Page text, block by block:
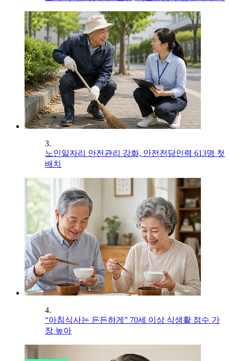
3.
노인일자리 안전관리 강화, 안전전담인력 613명 첫
배치
4.
“아침식사는 든든하게” 70세 이상 식생활 점수 가
장 높아